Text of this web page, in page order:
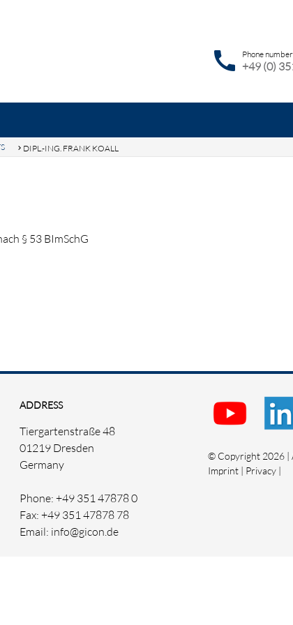
call Phone number
+49 (0)
DIPL.-ING. FRANK KOALL
§ 53 BImSchG
ADDRESS
Tiergartenstraße 48
01219 Dresden
Germany
Phone: +49 351 47878 0
Fax: +49 351 47878 78
Email: info@gicon.de
© Copyright 2026 |
Imprint | Privacy |